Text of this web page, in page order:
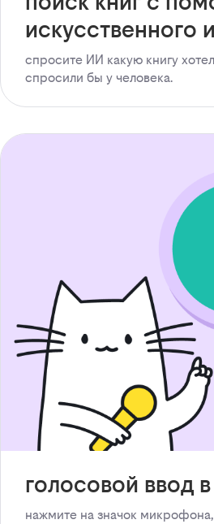
искусственного
спросите ИИ какую книгу
спросили бы у человека.
голосовой ввод
нажмите на значок